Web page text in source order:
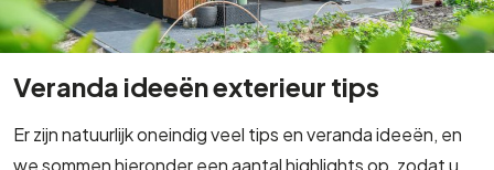
Veranda ideeën exterieur tips
Er zijn natuurlijk oneindig veel tips en veranda ideeën, en
we sommen hieronder een aantal highlights op, zodat u